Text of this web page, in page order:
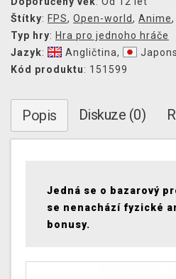
Štítky: FPS, Open-world, Anime,
Typ hry: Hra pro jednoho hráče
Jazyk: Angličtina,
Kód produktu: 151599
Popis Diskuze (0)
Jedná se o bazarový
se nenachází fyzické
bonusy.